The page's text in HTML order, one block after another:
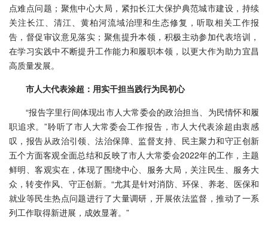
点难点问题；聚焦中心大局，紧扣长江大保护典范城市建设，持续
关注长江、清江、黄柏河流域治理和生态修复，听取相关工作报
告，督促审议意见落实；聚焦提升本领，积极主动参加代表培训，
在学习实践中不断提升工作能力和履职本领，以更大作为助力宜昌
高质量发展。
市人大代表涂超：用实干担当践行为民初心
“报告字里行间体现出市人大常委会的政治担当、为民情怀和履
职追求。”聆听了市人大常委会工作报告，市人大代表涂超由衷感
叹，报告从政治引领、法治保障、监督支持、民主聚力和守正创新
五个方面客观全面总结和反映了市人大常委会2022年的工作，主题
鲜明、客观实在，体现了围绕中心、服务大局，关注民生、服务大
众，转变作风、守正创新。“尤其是针对消防、环保、养老、医保和
就业等民生热点问题进行了大量调研，开展依法监督，推动了一系
列工作取得新进展，成效显著。”